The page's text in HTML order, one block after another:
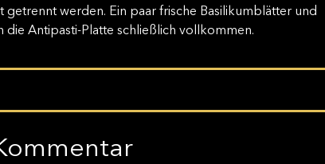
werden. Ein paar frische Basilikumblätter und
die Antipasti-Platte schließlich vollkommen.